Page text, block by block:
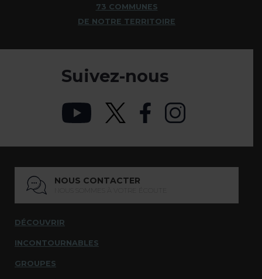
73 COMMUNES
DE NOTRE TERRITOIRE
Suivez-nous
NOUS CONTACTER
DÉCOUVRIR
INCONTOURNABLES
GROUPES